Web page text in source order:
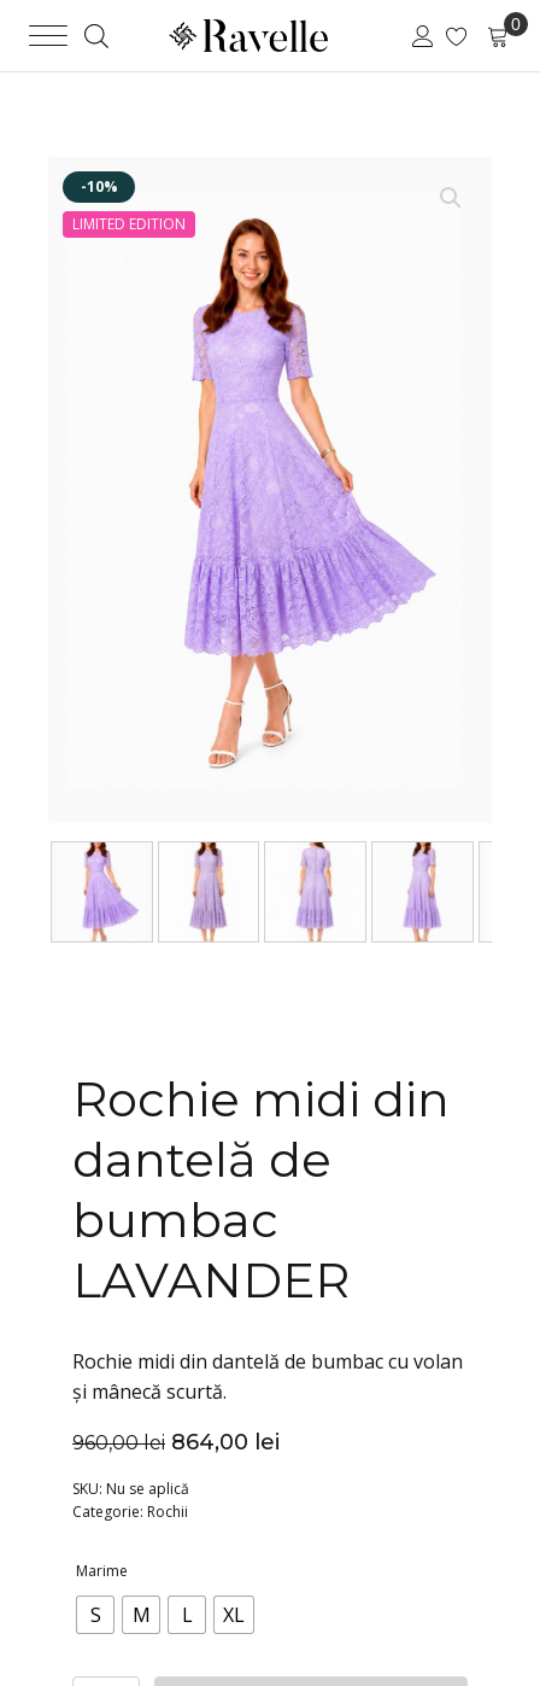
-10%
LIMITED EDITION
Rochie midi din
dantelă de
bumbac
LAVANDER
Rochie midi din dantelă de bumbac cu volan
și mânecă scurtă.
960,00lei
Prețul
inițial
a
fost:
960,00 lei.
864,00 lei
Prețul
curent
este:
864,00 lei.
SKU: Nu se aplică
Categorie: Rochii
Marime
S M L XL